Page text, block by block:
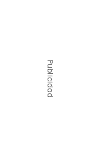
Publicidad